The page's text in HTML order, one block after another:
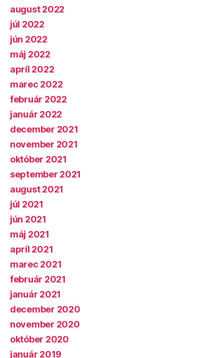
august 2022
júl 2022
jún 2022
máj 2022
apríl 2022
marec 2022
február 2022
január 2022
december 2021
november 2021
október 2021
september 2021
august 2021
júl 2021
jún 2021
máj 2021
apríl 2021
marec 2021
február 2021
január 2021
december 2020
november 2020
október 2020
január 2019